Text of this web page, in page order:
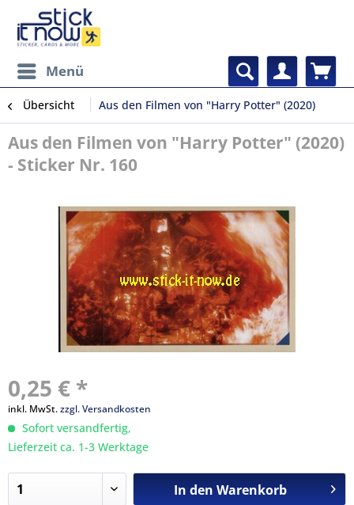
Menü
Übersicht Aus den Filmen von "Harry Potter" (2020)
Aus den Filmen von "Harry Potter" (2020)
- Sticker Nr. 160
0,25 € *
inkl. MwSt.zzgl. Versandkosten
Sofort versandfertig,
Lieferzeit ca. 1-3 Werktage
In den Warenkorb